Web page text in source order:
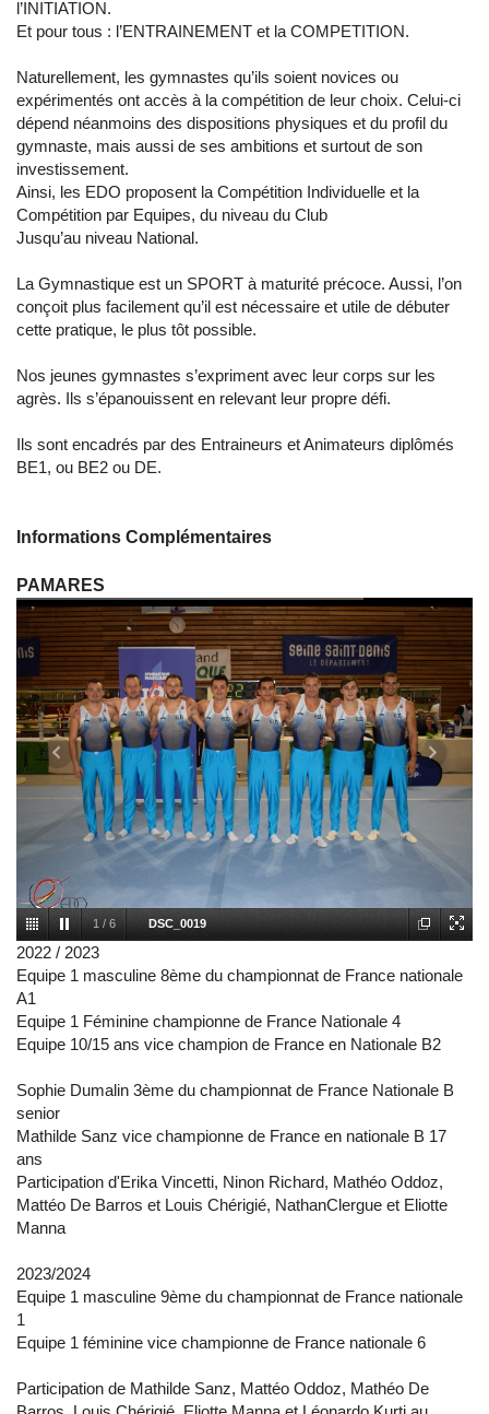
l’INITIATION.
Et pour tous : l’ENTRAINEMENT et la COMPETITION.
Naturellement, les gymnastes qu’ils soient novices ou
expérimentés ont accès à la compétition de leur choix. Celui-ci
dépend néanmoins des dispositions physiques et du profil du
gymnaste, mais aussi de ses ambitions et surtout de son
investissement.
Ainsi, les EDO proposent la Compétition Individuelle et la
Compétition par Equipes, du niveau du Club
Jusqu’au niveau National.
La Gymnastique est un SPORT à maturité précoce. Aussi, l’on
conçoit plus facilement qu’il est nécessaire et utile de débuter
cette pratique, le plus tôt possible.
Nos jeunes gymnastes s’expriment avec leur corps sur les
agrès. Ils s’épanouissent en relevant leur propre défi.
Ils sont encadrés par des Entraineurs et Animateurs diplômés
BE1, ou BE2 ou DE.
Informations Complémentaires
PAMARES
1 / 6 DSC_0019
2022 / 2023
Equipe 1 masculine 8ème du championnat de France nationale
A1
Equipe 1 Féminine championne de France Nationale 4
Equipe 10/15 ans vice champion de France en Nationale B2
Sophie Dumalin 3ème du championnat de France Nationale B
senior
Mathilde Sanz vice championne de France en nationale B 17
ans
Participation d'Erika Vincetti, Ninon Richard, Mathéo Oddoz,
Mattéo De Barros et Louis Chérigié, NathanClergue et Eliotte
Manna
2023/2024
Equipe 1 masculine 9ème du championnat de France nationale
1
Equipe 1 féminine vice championne de France nationale 6
Participation de Mathilde Sanz, Mattéo Oddoz, Mathéo De